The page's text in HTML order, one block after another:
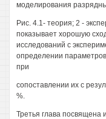
моделирования
Рис. 4.1- теория; 2 -
показывает хорошую
исследований с
определении
при
сопоставлении их с
%.
Третья глава посвящена